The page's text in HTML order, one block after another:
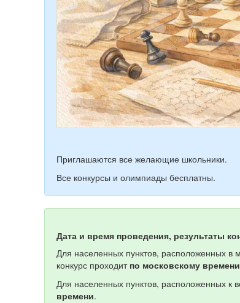
Приглашаются все желающие школьники.
Все конкурсы и олимпиады бесплатны.
Дата и время проведения, результаты
Для населенных пунктов, расположенных в
конкурс проходит по московскому времени
Для населенных пунктов, расположенных к
времени.